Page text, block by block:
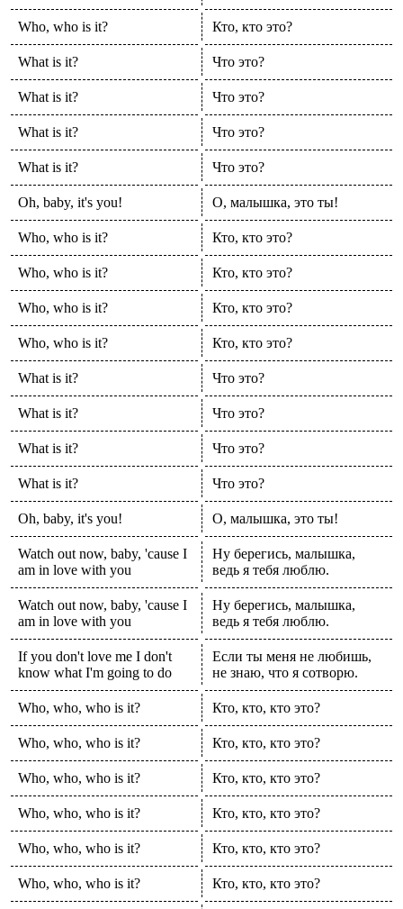
Who, who is it?
What is it?
What is it?
What is it?
What is it?
Oh, baby, it's you!
Who, who is it?
Who, who is it?
Who, who is it?
Who, who is it?
What is it?
What is it?
What is it?
What is it?
Oh, baby, it's you!
Watch out now, baby, 'cause I
am in love with you
Watch out now, baby, 'cause I
am in love with you
If you don't love me I don't
know what I'm going to do
Who, who, who is it?
Who, who, who is it?
Who, who, who is it?
Who, who, who is it?
Who, who, who is it?
Who, who, who is it?
Кто, кто это?
Что это?
Что это?
Что это?
Что это?
О, малышка, это ты!
Кто, кто это?
Кто, кто это?
Кто, кто это?
Кто, кто это?
Что это?
Что это?
Что это?
Что это?
О, малышка, это ты!
Ну берегись, малышка,
ведь я тебя люблю.
Ну берегись, малышка,
ведь я тебя люблю.
Если ты меня не любишь,
не знаю, что я сотворю.
Кто, кто, кто это?
Кто, кто, кто это?
Кто, кто, кто это?
Кто, кто, кто это?
Кто, кто, кто это?
Кто, кто, кто это?